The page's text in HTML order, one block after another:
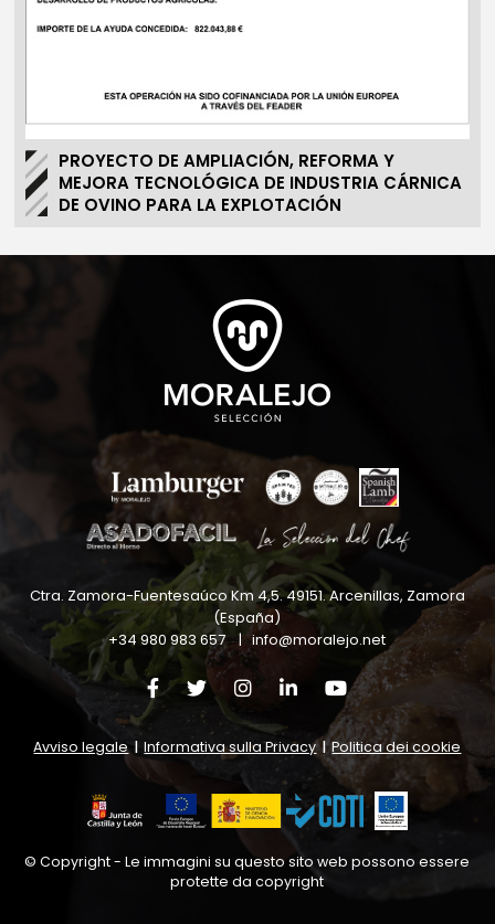
PROYECTO DE AMPLIACIÓN, REFORMA Y
MEJORA TECNOLÓGICA DE INDUSTRIA CÁRNICA
DE OVINO PARA LA EXPLOTACIÓN
Ctra. Zamora-Fuentesaúco Km 4,5.49151.Arcenillas, Zamora
(España)
+34 980 983 657 |info@moralejo.net
Avviso legale | Informativa sulla Privacy | Politica dei cookie
© Copyright - Le immagini su questo sito web possono essere
protette da copyright